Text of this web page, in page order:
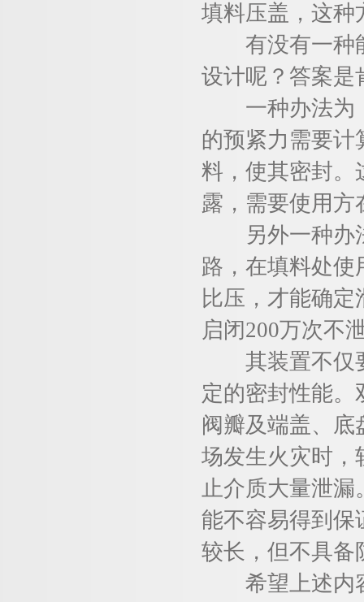
填料压盖，这种
有没有一种能
设计呢？答案是
一种办法为，
的预紧力需要
料，使其密封。
露，需要使用
另外一种办法
路，在填料处
比压，才能确
启闭200万次不
其装置不仅要
定的密封性能
阀瓣及端盖、
场发生火灾时，
止介质大量泄漏
能不容易得到保
较长，但不具备
希望上述内容